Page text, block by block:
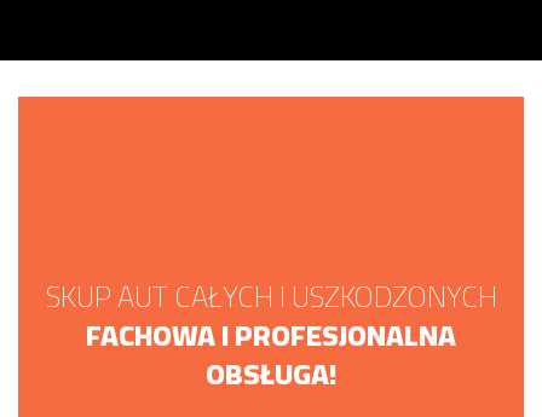
SKUP AUT CAŁYCH I USZKODZONYCH
FACHOWA I PROFESJONALNA
OBSŁUGA!